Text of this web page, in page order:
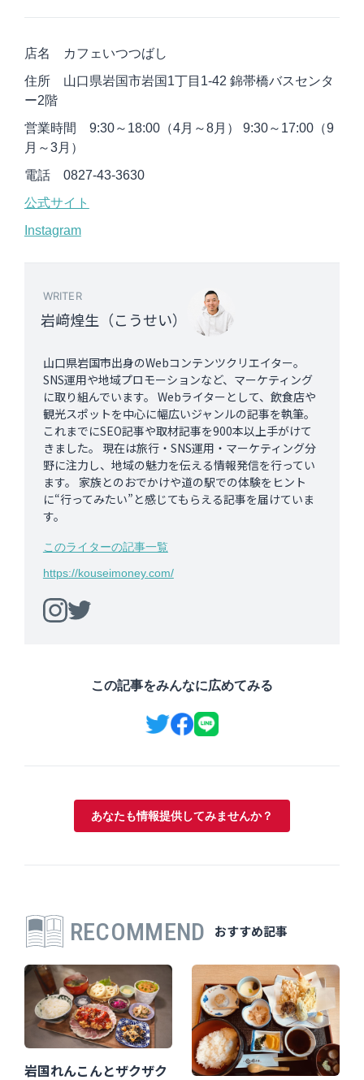
店名 カフェいつつばし
住所 山口県岩国市岩国1丁目1-42 錦帯橋バスセンタ
ー2階
営業時間 9:30～18:00（4月～8月） 9:30～17:00（9
月～3月）
電話 0827-43-3630
公式サイト
Instagram
WRITER
岩﨑煌生（こうせい）
山口県岩国市出身のWebコンテンツクリエイター。
SNS運用や地域プロモーションなど、マーケティング
に取り組んでいます。 Webライターとして、飲食店や
観光スポットを中心に幅広いジャンルの記事を執筆。
これまでにSEO記事や取材記事を900本以上手がけて
きました。 現在は旅行・SNS運用・マーケティング分
野に注力し、地域の魅力を伝える情報発信を行ってい
ます。 家族とのおでかけや道の駅での体験をヒント
に“行ってみたい”と感じてもらえる記事を届けていま
す。
このライターの記事一覧
https://kouseimoney.com/
この記事をみんなに広めてみる
あなたも情報提供してみませんか？
RECOMMEND おすすめ記事
岩国れんこんとザクザク